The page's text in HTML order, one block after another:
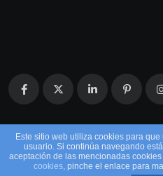
Este sitio web utiliza cookies para
usuario. Si continúa navegando
aceptación de las mencionadas
cookies, pinche el enlace para